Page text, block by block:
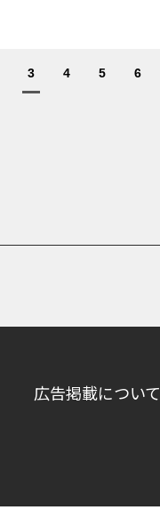
3 4 5 6
広告掲載について